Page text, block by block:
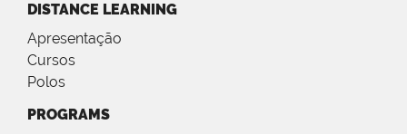
DISTANCE LEARNING
Apresentação
Cursos
Polos
PROGRAMS